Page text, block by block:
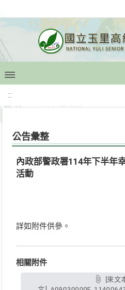
:::
公告彙整
內政部警政署114年下半年
活動
詳如附件供參。
相關附件